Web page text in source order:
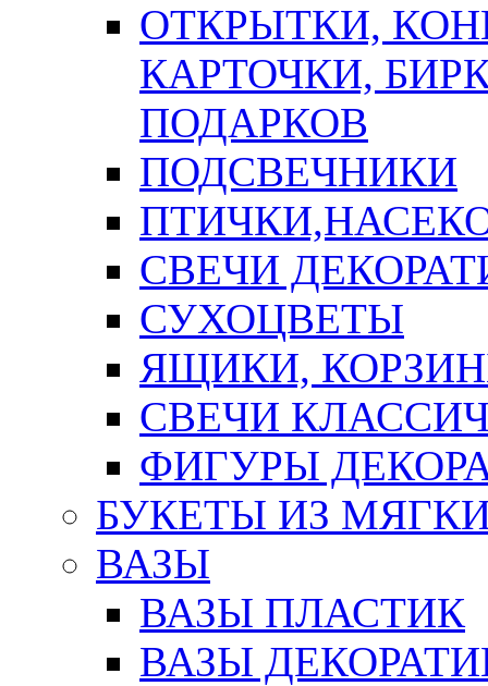
ОТКРЫТКИ,
КАРТОЧКИ,
ПОДАРКОВ
ПОДСВЕЧНИКИ
СВЕЧИ
СУХОЦВЕТЫ
ЯЩИКИ,
СВЕЧИ
ФИГУРЫ
БУКЕТЫ ИЗ
ВАЗЫ
ВАЗЫ ПЛАСТИК
ВАЗЫ